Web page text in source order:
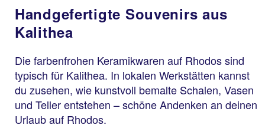
Handgefertigte Souvenirs aus
Kalithea
Die farbenfrohen Keramikwaren auf Rhodos sind
typisch für Kalithea. In lokalen Werkstätten kannst
du zusehen, wie kunstvoll bemalte Schalen, Vasen
und Teller entstehen – schöne Andenken an deinen
Urlaub auf Rhodos.